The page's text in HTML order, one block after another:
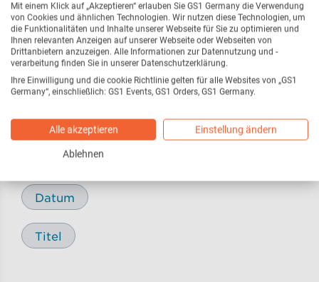
Pressemitteilungen /
Pressemeldungen
17
Blog29
Sortieren nach
Relevanz
Datum
Titel
Mit einem Klick auf „Akzeptieren“ erlauben Sie GS1 Germany die Verwendung
von Cookies und ähnlichen Technologien. Wir nutzen diese Technologien, um
die Funktionalitäten und Inhalte unserer Webseite für Sie zu optimieren und
Ihnen relevanten Anzeigen auf unserer Webseite oder Webseiten von
Drittanbietern anzuzeigen. Alle Informationen zur Datennutzung und -
verarbeitung finden Sie in unserer Datenschutzerklärung.
Ihre Einwilligung und die cookie Richtlinie gelten für alle Websites von „GS1
Germany“, einschließlich: GS1 Events, GS1 Orders, GS1 Germany.
Alle akzeptieren Einstellung ändern
Ablehnen